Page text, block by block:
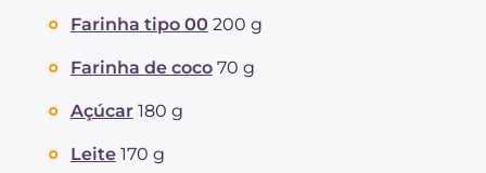
Farinha tipo 00 200 g
Farinha de coco 70 g
Açúcar 180 g
Leite 170 g